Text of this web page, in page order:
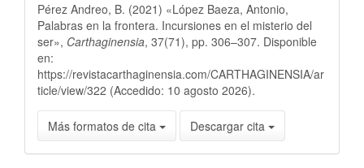
Pérez Andreo, B. (2021) «López Baeza, Antonio,
Palabras en la frontera. Incursiones en el misterio del
ser», Carthaginensia, 37(71), pp. 306–307. Disponible
en:
https://revistacarthaginensia.com/CARTHAGINENSIA/ar
ticle/view/322 (Accedido: 10 agosto 2026).
Más formatos de cita Descargar cita